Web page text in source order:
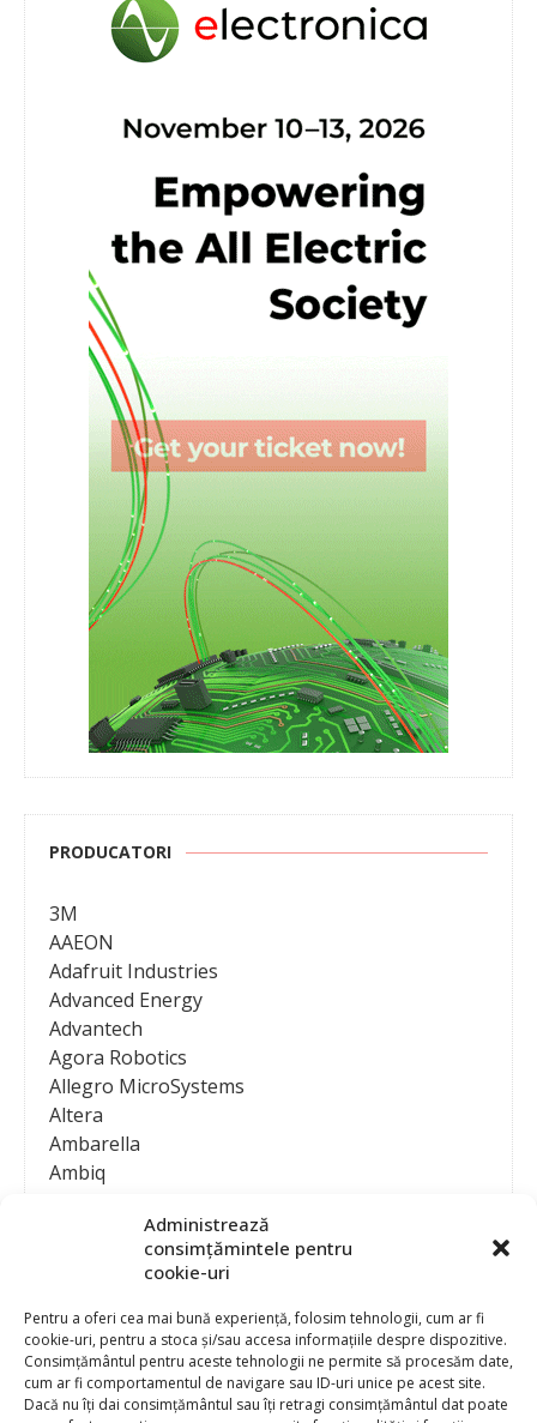
Administrează
consimțămintele pentru
cookie-uri
Pentru a oferi cea mai bună experiență, folosim tehnologii, cum ar fi
cookie-uri, pentru a stoca și/sau accesa informațiile despre dispozitive.
Consimțământul pentru aceste tehnologii ne permite să procesăm date,
cum ar fi comportamentul de navigare sau ID-uri unice pe acest site.
Dacă nu îți dai consimțământul sau îți retragi consimțământul dat poate
PRODUCATORI
3M
AAEON
Adafruit Industries
Advanced Energy
Advantech
Agora Robotics
Allegro MicroSystems
Altera
Ambarella
Ambiq
Analog Devices
Anritsu Corporation
Ansys
APS
Arduino
Arm